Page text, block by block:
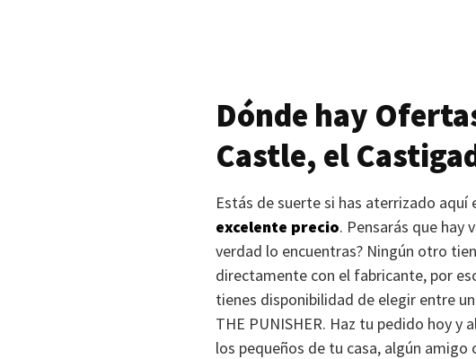
Dónde hay
Castle, el
Estás de suerte si has aterrizado aquí
excelente precio. Pensarás que hay
verdad lo encuentras? Ningún otro
directamente con el fabricante, por
tienes disponibilidad de elegir entre
THE PUNISHER. Haz tu pedido hoy y
los pequeños de tu casa, algún amigo